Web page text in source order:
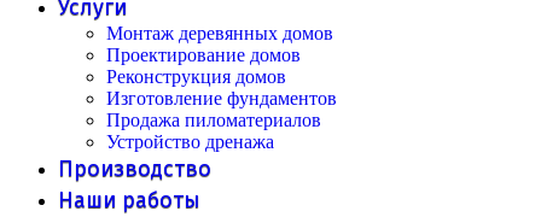
Услуги
Монтаж деревянных домов
Проектирование домов
Реконструкция домов
Изготовление фундаментов
Продажа пиломатериалов
Устройство дренажа
Производство
Наши работы